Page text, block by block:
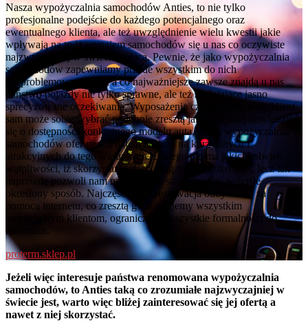
Nasza wypożyczalnia samochodów Anties, to nie tylko
profesjonalne podejście do każdego potencjalnego oraz
ewentualnego klienta, ale też uwzględnienie wielu kwestii jakie
wpływają na to iż wynajem samochodów się u nas co oczywiste
najzwyczajniej w świecie opłaca. Pewnie, że jako wypożyczalnia
samochodów zapewniamy przede wszystkim do nich
bezproblemowy dostęp, a co najważniejsze zawsze znajdą u nas
państwo pojazdy nie tylko sprawne, ale też spełniające jasno
sprecyzowane oczekiwania. Wyposażenie czy standard auta, klient
sam może sobie wybrać podobnie zresztą jak wcześniej dowiedzieć
się o dostępności konkretnego modelu auta, nasza wypożyczalnia
samochodów oferuje ich najem zawsze na korzystnych i
atrakcyjnych do tego warunkach. Dlatego nie ma jakichkolwiek
wątpliwości, iż skorzystanie z jej usług ma nie tylko sens, lecz tak
naprawdę pozwoli nam na wynajem samochodów w ściśle
określony sposób. Najczęściej ich rezerwacja odbywa się za
pomocą internetu, co zresztą gwarantujemy wszystkim
potencjalnym klientom, ograniczając wszystkie formalności do
minimum.
proterm.sklep.pl
Jeżeli więc interesuje państwa renomowana wypożyczalnia
samochodów, to Anties taką co zrozumiałe najzwyczajniej w
świecie jest, warto więc bliżej zainteresować się jej ofertą a
nawet z niej skorzystać.